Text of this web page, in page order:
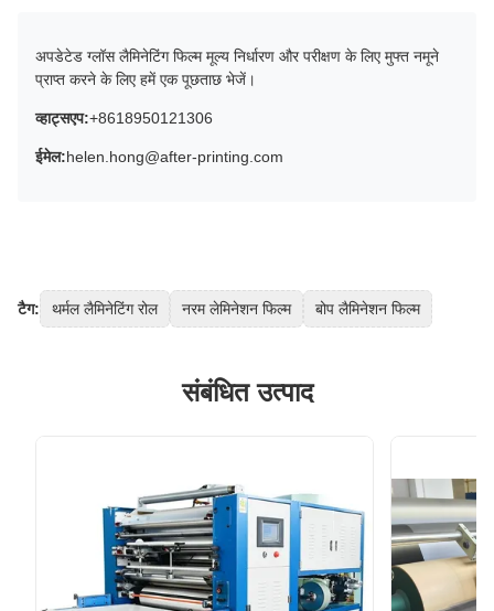
अपडेटेड ग्लॉस लैमिनेटिंग फिल्म मूल्य निर्धारण और परीक्षण के लिए मुफ्त नमूने
प्राप्त करने के लिए हमें एक पूछताछ भेजें।
व्हाट्सएप:+8618950121306
ईमेल:helen.hong@after-printing.com
टैग: थर्मल लैमिनेटिंग रोल नरम लेमिनेशन फिल्म बोप लैमिनेशन फिल्म
संबंधित उत्पाद